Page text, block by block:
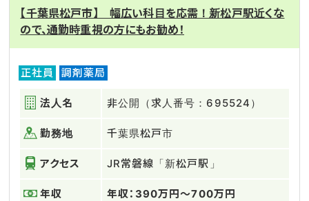
【千葉県松戸市】 幅広い科目を応需！新松戸駅近くな
ので、通勤時重視の方にもお勧め！
正社員 調剤薬局
法人名 非公開（求人番号：695524）
勤務地 千葉県松戸市
アクセス JR常磐線「新松戸駅」
年収
年収：390万円～700万円